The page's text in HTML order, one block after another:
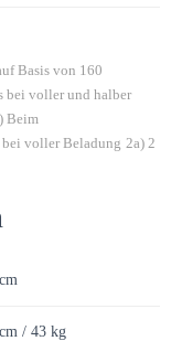
Basis von 160
bei voller und halber
Beim
voller Beladung 2a) 2
/ 43 kg